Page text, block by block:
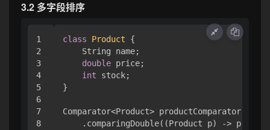
3.2 多字段排序
1
2
3
4
5
6
7
8
class Product {
    String name;
double price;
int stock;
}
Comparator<Product> productComparator =
.comparingDouble((Product p) ->